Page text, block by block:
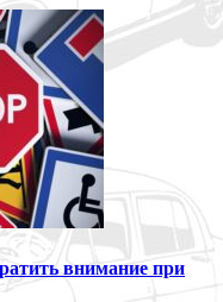
внимание при